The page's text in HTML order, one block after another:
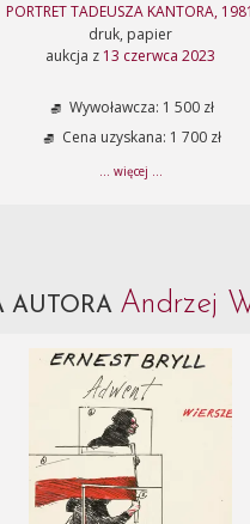
PORTRET TADEUSZA KANTORA, 1981
druk, papier
aukcja z 13 czerwca 2023
Wywoławcza: 1 500 zł
Cena uzyskana: 1 700 zł
... więcej ...
AUTORA Andrzej